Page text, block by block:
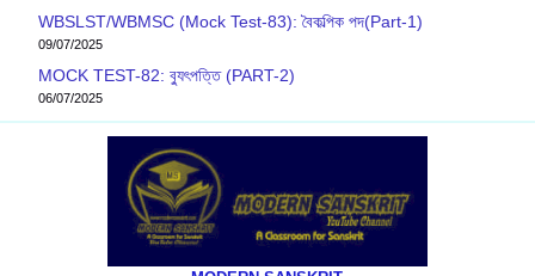
WBSLST/WBMSC (Mock Test-83): বৈকল্পিক পদ(Part-1)
09/07/2025
MOCK TEST-82: ব‍্যুৎপত্তি (PART-2)
06/07/2025